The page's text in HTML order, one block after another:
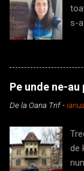
s-
de
Pe unde ne-
De laOana Trif -
de